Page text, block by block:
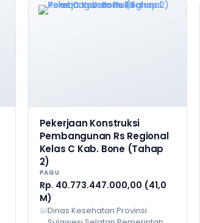
Pekerjaan Konstruksi
Pembangunan Rs Regional
Kelas C Kab. Bone (Tahap
2)
PAGU
Rp. 40.773.447.000,00 (41,0
M)
Dinas Kesehatan Provinsi